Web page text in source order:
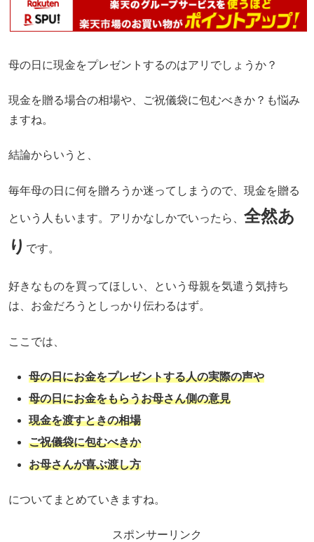
母の日に現金をプレゼントするのはアリでしょうか？
現金を贈る場合の相場や、ご祝儀袋に包むべきか？も悩み
ますね。
結論からいうと、
毎年母の日に何を贈ろうか迷ってしまうので、現金を贈る
という人もいます。アリかなしかでいったら、 全然あ
り です。
好きなものを買ってほしい、という母親を気遣う気持ち
は、お金だろうとしっかり伝わるはず。
ここでは、
母の日にお金をプレゼントする人の実際の声や
母の日にお金をもらうお母さん側の意見
現金を渡すときの相場
ご祝儀袋に包むべきか
お母さんが喜ぶ渡し方
についてまとめていきますね。
スポンサーリンク